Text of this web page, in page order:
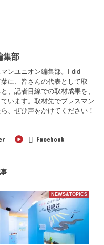
集部
ンユニオン編集部。I did
に、皆さんの代表として取
、記者目線での取材成果を、
います。取材先でプレスマン
、ぜひ声をかけてください！
Facebook
NEWS&TOPICS